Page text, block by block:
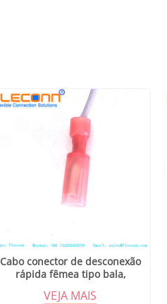
Cabo conector de desconexão
rápida fêmea tipo bala,
VEJA MAIS